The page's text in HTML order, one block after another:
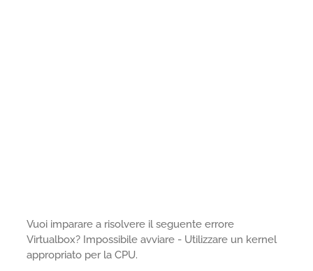
Vuoi imparare a risolvere il seguente errore
Virtualbox? Impossibile avviare - Utilizzare un kernel
appropriato per la CPU.